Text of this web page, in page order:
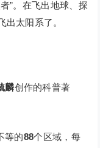
”。在飞出地球、探
太阳系了。
麟创作的科普著
等的88个区域，每